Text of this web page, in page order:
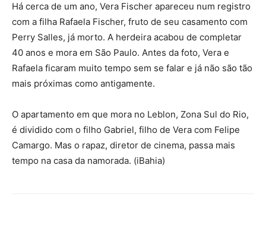
Há cerca de um ano, Vera Fischer apareceu num registro
com a filha Rafaela Fischer, fruto de seu casamento com
Perry Salles, já morto. A herdeira acabou de completar
40 anos e mora em São Paulo. Antes da foto, Vera e
Rafaela ficaram muito tempo sem se falar e já não são tão
mais próximas como antigamente.
O apartamento em que mora no Leblon, Zona Sul do Rio,
é dividido com o filho Gabriel, filho de Vera com Felipe
Camargo. Mas o rapaz, diretor de cinema, passa mais
tempo na casa da namorada. (iBahia)